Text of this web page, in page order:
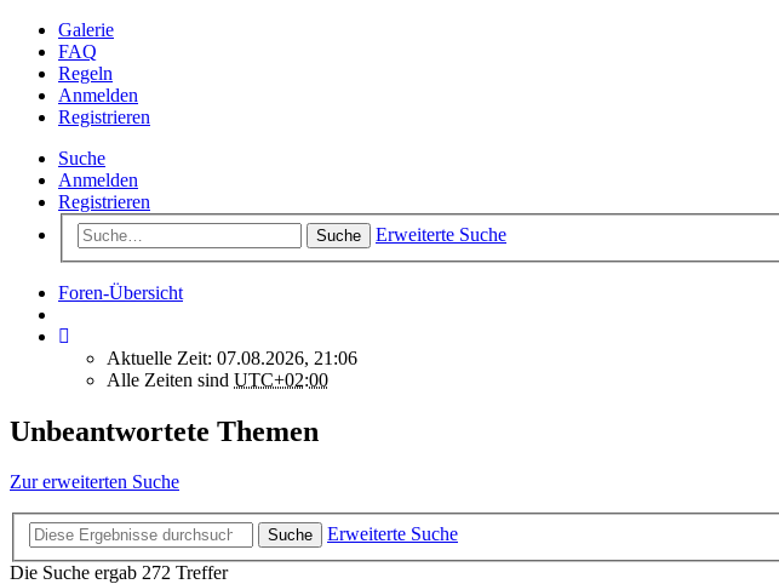
Galerie
FAQ
Regeln
Anmelden
Registrieren
Suche
Anmelden
Registrieren
Suche Erweiterte Suche
Foren-Übersicht
Aktuelle Zeit: 07.08.2026, 21:06
Alle Zeiten sind UTC+02:00
Unbeantwortete Themen
Zur erweiterten Suche
Suche
Erweiterte Suche
Die Suche ergab 272 Treffer